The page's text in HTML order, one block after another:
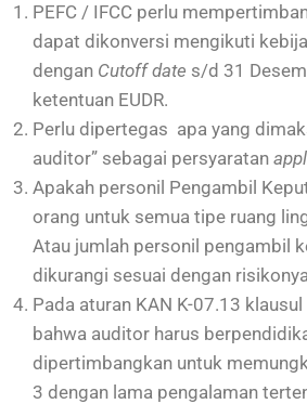
PEFC / IFCC perlu
dapat dikonversi mengikuti
dengan Cutoff date s/d 31
ketentuan EUDR.
Perlu dipertegas apa yang
auditor” sebagai persyaratan
Apakah personil Pengambil
orang untuk semua tipe ruang
Atau jumlah personil pengambil
dikurangi sesuai dengan
Pada aturan KAN K-07.13
bahwa auditor harus
dipertimbangkan untuk
3 dengan lama pengalaman